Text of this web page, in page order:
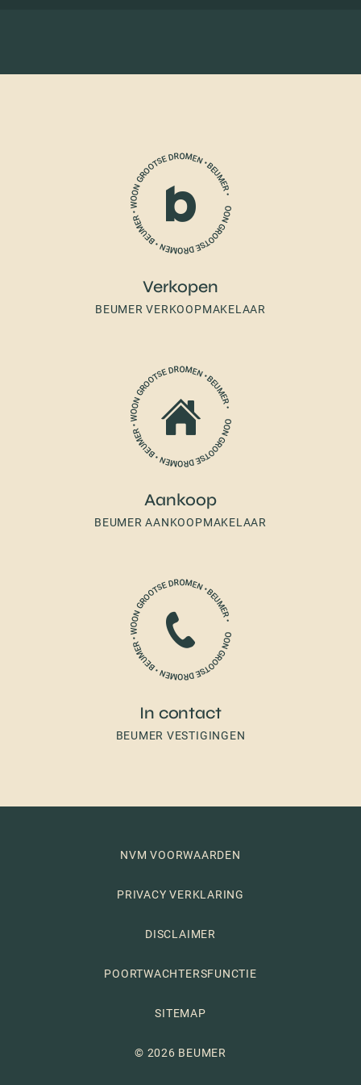
Verkopen
BEUMER VERKOOPMAKELAAR
Aankoop
BEUMER AANKOOPMAKELAAR
In contact
BEUMER VESTIGINGEN
NVM VOORWAARDEN
PRIVACY VERKLARING
DISCLAIMER
POORTWACHTERSFUNCTIE
SITEMAP
© 2026 BEUMER